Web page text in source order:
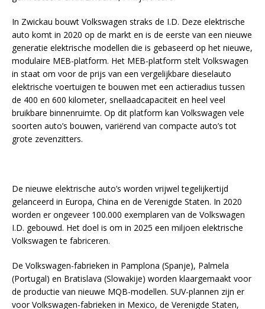
In Zwickau bouwt Volkswagen straks de I.D. Deze elektrische
auto komt in 2020 op de markt en is de eerste van een nieuwe
generatie elektrische modellen die is gebaseerd op het nieuwe,
modulaire MEB-platform. Het MEB-platform stelt Volkswagen
in staat om voor de prijs van een vergelijkbare dieselauto
elektrische voertuigen te bouwen met een actieradius tussen
de 400 en 600 kilometer, snellaadcapaciteit en heel veel
bruikbare binnenruimte. Op dit platform kan Volkswagen vele
soorten auto’s bouwen, variërend van compacte auto’s tot
grote zevenzitters.
De nieuwe elektrische auto’s worden vrijwel tegelijkertijd
gelanceerd in Europa, China en de Verenigde Staten. In 2020
worden er ongeveer 100.000 exemplaren van de Volkswagen
I.D. gebouwd. Het doel is om in 2025 een miljoen elektrische
Volkswagen te fabriceren.
De Volkswagen-fabrieken in Pamplona (Spanje), Palmela
(Portugal) en Bratislava (Slowakije) worden klaargemaakt voor
de productie van nieuwe MQB-modellen. SUV-plannen zijn er
voor Volkswagen-fabrieken in Mexico, de Verenigde Staten,